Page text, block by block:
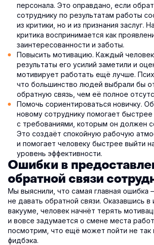
персонала. Это оправдано, если
сотруднику по результатам работы
из критики, но и из признания заслуг.
критика воспринимается как
заинтересованности и заботы.
Повысить мотивацию. Каждый
результаты его усилий заметили и
мотивирует работать ещё лучше.
что большинство людей выбрали бы
обратную связь, чем её полное
Помочь сориентироваться новичку.
новому сотруднику помогает быстрее
с требованиями, которым он должен
Это создаёт спокойную рабочую
и помогает человеку быстрее выйти
уровень эффективности.
Ошибки в
обратной связи
Мы выяснили, что самая главная
не давать обратной связи. Оказавшись
вакууме, человек начнёт терять
и вовсе задумается о смене места
посмотрим, что ещё может пойти не так
фидбэка.